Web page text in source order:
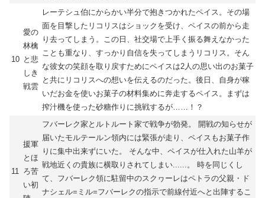
10
愛の
林檎
と悲
しき
戦雲
レーテシュ伯にからかい半分で抱きつかれたペイス。その場
面を目撃したリコリスはショックを受け、ペイスの前から走
り去ってしまう。この日、社交場で上手く振る舞えなかった
ことも重なり、すっかり自信を失ってしまうリコリス。そん
な彼女の笑顔を取り戻すためにペイスは2人の思い出のお菓子
と共にリコリスへの想いを伝えるのだった。後日、自身が稼
いだお金を使いお菓子の材料集めに奔走するペイス。まずは
搾汁機を使った砂糖作りに挑戦するが……！？
11
援軍
とほ
ろ苦
い初
フバーレク家とルトルート家で戦争が勃発。 開戦の知らせが
届いたモルテールン領内には緊張が走り、ペイスもお菓子作
りに集中出来ずにいた。 そんな中、ペイスが仕入れた山羊が
戦地近くの貴族に横取りされてしまい......。 時を同じくし
て、フバーレク領に駐留中のスクヮーレはペトラの父親・ド
ナシェル=ミル=フバーレクの指示で前線付近へと出陣するこ